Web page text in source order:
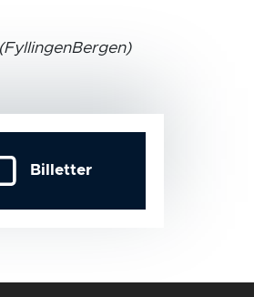
(FyllingenBergen)
Billetter